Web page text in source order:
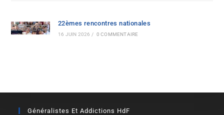
22èmes rencontres nationales
16 JUIN 2026 / 0 COMMENTAIRE
Généralistes Et Addictions HdF